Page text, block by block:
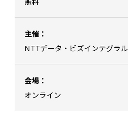
主催：
NTTデータ・ビズインテグラル
会場：
オンライン